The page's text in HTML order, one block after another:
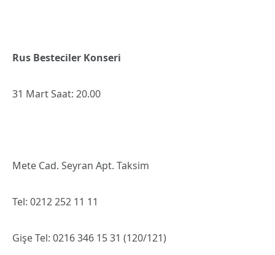
Rus Besteciler Konseri
31 Mart Saat: 20.00
Mete Cad. Seyran Apt. Taksim
Tel: 0212 252 11 11
Gişe Tel: 0216 346 15 31 (120/121)